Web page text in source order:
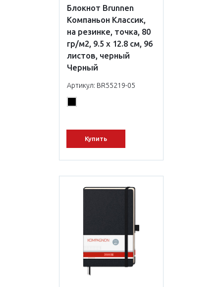
Блокнот Brunnen
Компаньон Классик,
на резинке, точка, 80
гр/м2, 9.5 х 12.8 см, 96
листов, черный
Черный
Артикул: BR55219-05
Купить